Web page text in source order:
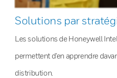
Solutions par
Les solutions de Honeywell
permettent d’en apprendre
distribution.